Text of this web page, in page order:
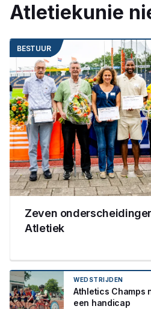
Atletiekunie
BESTUUR
Zeven
Atletiek
WEDSTRIJDEN
Athletics Champs
een handicap